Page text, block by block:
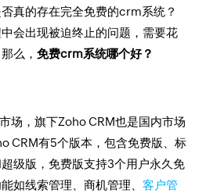
真的存在完全免费的crm系统？
会出现被迫终止的问题，需要花
么，免费crm系统哪个好？
场，旗下Zoho CRM也是国内市场
CRM有5个版本，包含免费版、标
级版，免费版支持3个用户永久免
如线索管理、商机管理、客户管